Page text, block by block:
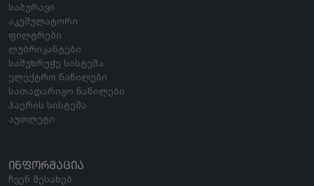
საბურავი
აკუმულატორი
ფილტრები
ლუბრიკანტები
სამუხრუჭე სისტემა
ელექტრო ნაწილები
სათადარიგო ნაწილები
ჰაერის სისტემა
აუთლეტი
ᲘᲜᲤᲝᲠᲛᲐᲪᲘᲐ
ჩვენ შესახებ